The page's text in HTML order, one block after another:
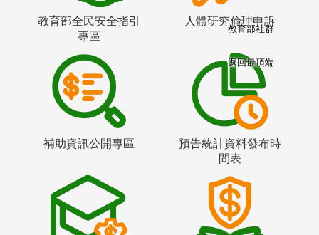
教育部全民安全指引
專區
人體研究倫理申訴
補助資訊公開專區
預告統計資料發布時
間表
教育部社群
返回最頂端